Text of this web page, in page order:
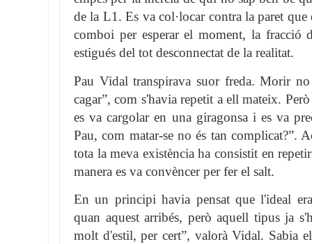
de la L1. Es va col·locar contra la paret
comboi per esperar el moment, la fracció
estigués del tot desconnectat de la realitat.
Pau Vidal transpirava suor freda. Morir
cagar”, com s'havia repetit a ell mateix.
es va cargolar en una giragonsa i es va
Pau, com matar-se no és tan complicat?”.
tota la meva existència ha consistit en
manera es va convèncer per fer el salt.
En un principi havia pensat que l'ideal
quan aquest arribés, però aquell tipus ja
molt d'estil, per cert”, valorà Vidal. Sabia